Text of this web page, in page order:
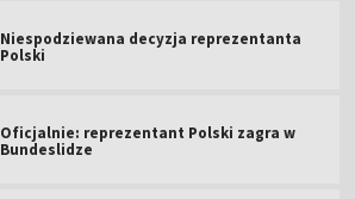
Niespodziewana decyzja reprezentanta
Polski
Oficjalnie: reprezentant Polski zagra w
Bundeslidze